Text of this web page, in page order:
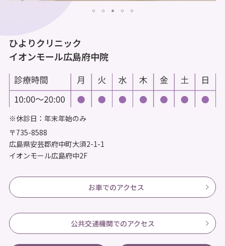
ひよりクリニック
イオンモール広島府中院
※休診日：年末年始のみ
〒735-8588
広島県安芸郡府中町大須2-1-1
イオンモール広島府中2F
お車でのアクセス
公共交通機関でのアクセス